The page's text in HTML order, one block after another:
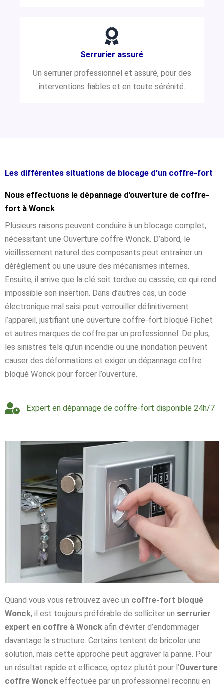
Serrurier assuré
Un serrurier professionnel et assuré, pour des
interventions fiables et en toute sérénité.
Les différentes situations de blocage d’un coffre-fort
Nous effectuons le dépannage d'ouverture de coffre-
fort à Wonck
Plusieurs raisons peuvent conduire à un blocage complet,
nécessitant une Ouverture coffre Wonck. D’abord, le
vieillissement naturel des composants peut entraîner un
dérèglement ou une usure des mécanismes internes.
Ensuite, il arrive que la clé soit tordue ou cassée, ce qui rend
impossible son insertion. Dans d’autres cas, un code
électronique mal saisi peut verrouiller définitivement
l’appareil, justifiant une ouverture coffre-fort bloqué Fichet
et autres marques de coffre par un professionnel. De plus,
les sinistres tels qu’un incendie ou une inondation peuvent
causer des déformations et exiger un dépannage coffre
bloqué Wonck pour forcer l’ouverture.
Expert en dépannage de coffre-fort disponible 24h/7
Quand vous vous retrouvez avec un coffre-fort bloqué
Wonck, il est toujours préférable de solliciter un serrurier
expert en coffre à Wonck afin d’éviter d’endommager
davantage la structure. Certains tentent de bricoler une
solution, mais cette approche peut aggraver la panne. Pour
un résultat rapide et efficace, optez plutôt pour l’Ouverture
coffre Wonck effectuée par un professionnel reconnu en